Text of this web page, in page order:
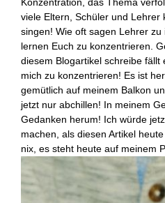
viele Eltern, Schüler und Lehrer
singen! Wie oft sagen Lehrer
lernen Euch zu konzentrieren.
diesem Blogartikel schreibe fällt
mich zu konzentrieren! Es ist
gemütlich auf meinem Balkon
jetzt nur abchillen! In meinem
Gedanken herum! Ich würde
machen, als diesen Artikel
nix, es steht heute auf meinem